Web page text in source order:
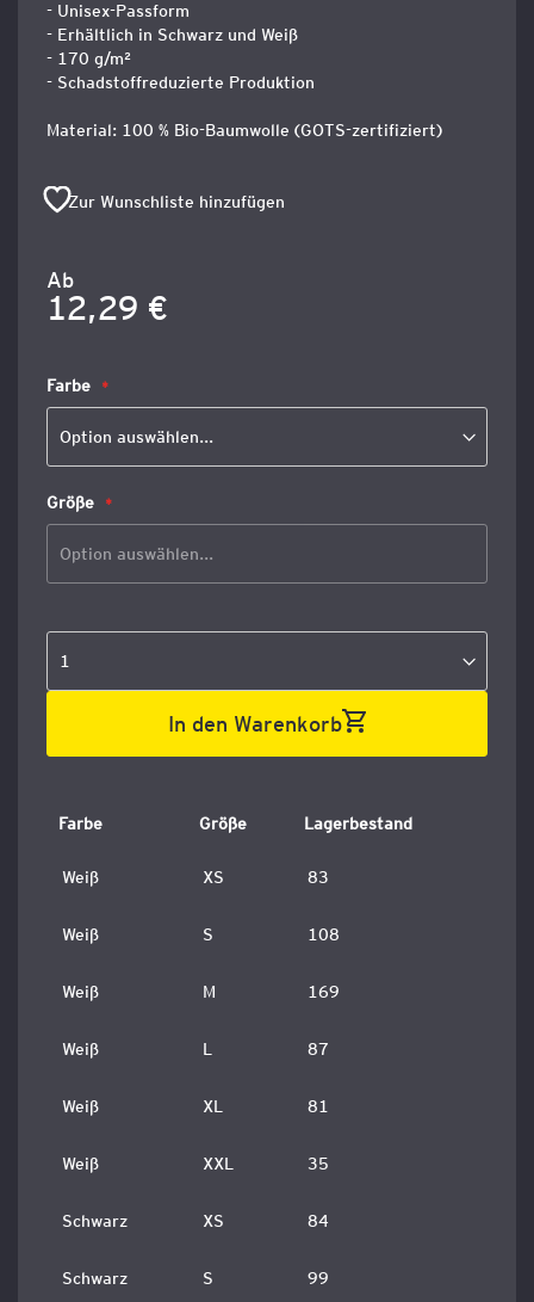
- Unisex-Passform
- Erhältlich in Schwarz und Weiß
- 170 g/m²
- Schadstoffreduzierte Produktion
Material: 100 % Bio-Baumwolle (GOTS-zertifiziert)
Zur Wunschliste hinzufügen
Ab
12,29 €
Farbe
Größe
In den Warenkorb
Farbe Größe Lagerbestand
Weiß XS 83
Weiß S 108
Weiß M 169
Weiß L 87
Weiß XL 81
Weiß XXL 35
Schwarz XS 84
Schwarz S 99